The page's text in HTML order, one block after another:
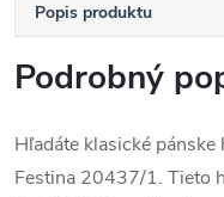
Popis produktu
Podrobný
Hľadáte klasické
Festina 20437/1. Tieto